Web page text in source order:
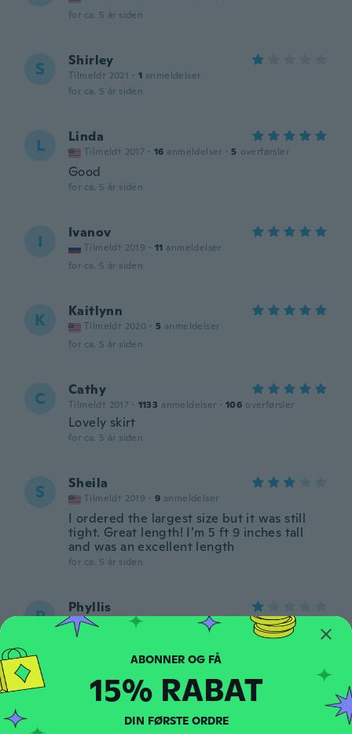
for ca. 5 år siden
S Shirley
Tilmeldt 2021 · 1 anmeldelser
for ca. 5 år siden
L Linda
Tilmeldt 2017 · 16 anmeldelser · 5 overførsler
Good
for ca. 5 år siden
I Ivanov
Tilmeldt 2019 · 11 anmeldelser
for ca. 5 år siden
K Kaitlynn
Tilmeldt 2020 · 5 anmeldelser
for ca. 5 år siden
C Cathy
Tilmeldt 2017 · 1133 anmeldelser · 106 overførsler
Lovely skirt
for ca. 5 år siden
S Sheila
Tilmeldt 2019 · 9 anmeldelser
I ordered the largest size but it was still
tight. Great length! I’m 5 ft 9 inches tall
and was an excellent length
for ca. 5 år siden
P Phyllis
Tilmeldt 2021 anmeldelser
Fabric was very cheap, thin, poor quality.
The skirt didn't have a hem. The feathers
picture but the skirt was very poor quality
for ca. 5 år siden
15% RABAT
DIN FØRSTE ORDRE